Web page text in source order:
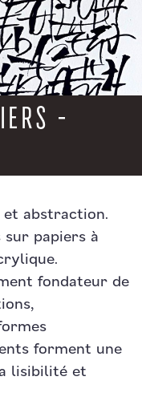
-
abstraction.
sur papiers à
fondateur de
forment une
lisibilité et